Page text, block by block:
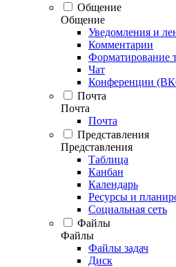
Общение
Общение
Уведомления и
Комментарии
Форматирование
Чат
Конференции
Почта
Почта
Почта
Представления
Представления
Таблица
Канбан
Календарь
Ресурсы и
Социальная сеть
Файлы
Файлы
Файлы задач
Диск